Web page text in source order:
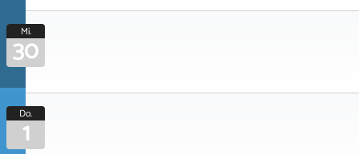
Mi.
30
Do.
1